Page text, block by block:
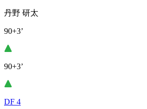
丹野 研太
90+3’
90+3’
DF 4